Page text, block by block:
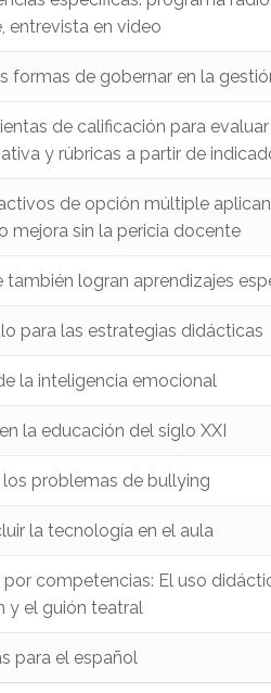
entrevista en video
formas de gobernar en la
de calificación para evaluar
y rúbricas a partir de
de opción múltiple
mejora sin la pericia docente
logran aprendizajes
para las estrategias didácticas
la inteligencia emocional
la educación del siglo XXI
problemas de bullying
la tecnología en el aula
competencias: El uso
y el guión teatral
para el español